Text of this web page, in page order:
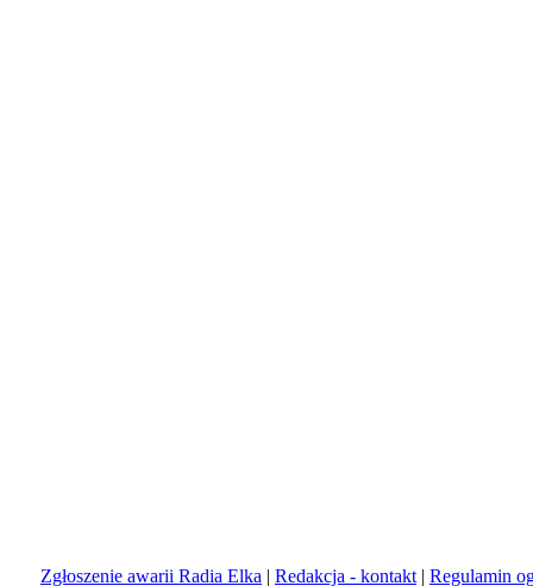
Zgłoszenie awarii Radia Elka | Redakcja - kontakt | Regulamin